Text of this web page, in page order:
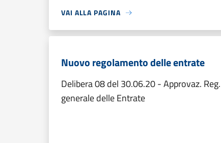
VAI ALLA PAGINA
Nuovo regolamento delle entrate
Delibera 08 del 30.06.20 - Approvaz. Reg.
generale delle Entrate